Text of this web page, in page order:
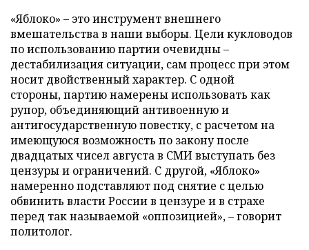
«Яблоко» – это инструмент внешнего
вмешательства в наши выборы. Цели кукловодов
по использованию партии очевидны –
дестабилизация ситуации, сам процесс при этом
носит двойственный характер. С одной
стороны, партию намерены использовать как
рупор, объединяющий антивоенную и
антигосударственную повестку, с расчетом на
имеющуюся возможность по закону после
двадцатых чисел августа в СМИ выступать без
цензуры и ограничений. С другой, «Яблоко»
намеренно подставляют под снятие с целью
обвинить власти России в цензуре и в страхе
перед так называемой «оппозицией», – говорит
политолог.